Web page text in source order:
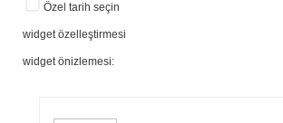
Özel tarih seçin
widget özelleştirmesi
widget önizlemesi: